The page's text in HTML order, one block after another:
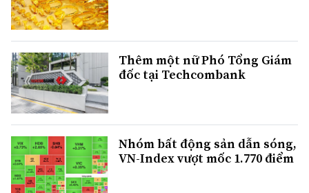
Thêm một nữ Phó Tổng Giám
đốc tại Techcombank
Nhóm bất động sản dẫn sóng,
VN-Index vượt mốc 1.770 điểm